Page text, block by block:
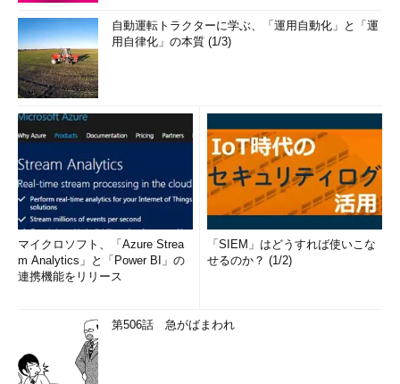
自動運転トラクターに学ぶ、「運用自動化」と「運
用自律化」の本質 (1/3)
マイクロソフト、「Azure Strea
m Analytics」と「Power BI」の
連携機能をリリース
「SIEM」はどうすれば使いこな
せるのか？ (1/2)
第506話 急がばまわれ